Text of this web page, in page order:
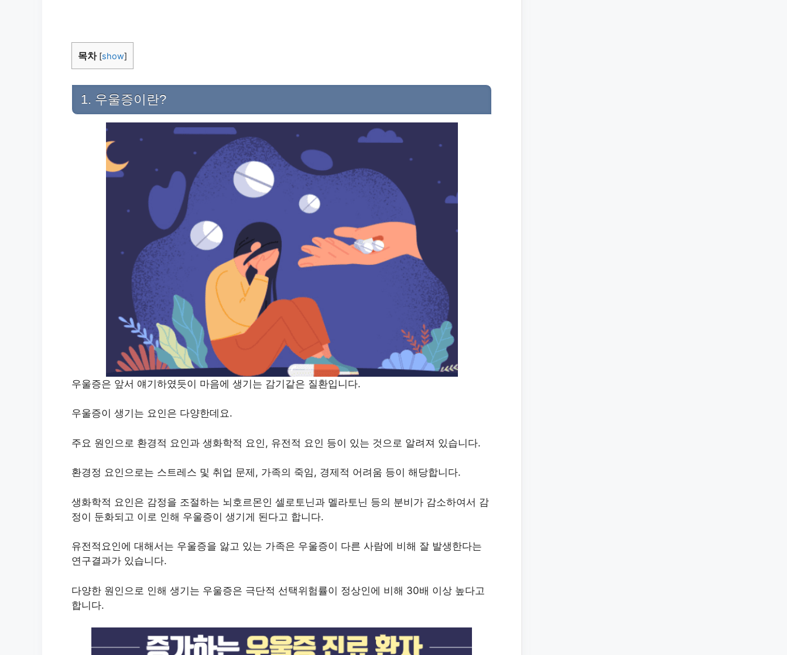
목차 [show]
1. 우울증이란?
우울증은 앞서 얘기하였듯이 마음에 생기는 감기같은 질환입니다.
우울증이 생기는 요인은 다양한데요.
주요 원인으로 환경적 요인과 생화학적 요인, 유전적 요인 등이 있는 것으로 알려져 있습니다.
환경정 요인으로는 스트레스 및 취업 문제, 가족의 죽임, 경제적 어려움 등이 해당합니다.
생화학적 요인은 감정을 조절하는 뇌호르몬인 셀로토닌과 멜라토닌 등의 분비가 감소하여서 감
정이 둔화되고 이로 인해 우울증이 생기게 된다고 합니다.
유전적요인에 대해서는 우울증을 앓고 있는 가족은 우울증이 다른 사람에 비해 잘 발생한다는
연구결과가 있습니다.
다양한 원인으로 인해 생기는 우울증은 극단적 선택위험률이 정상인에 비해 30배 이상 높다고
합니다.